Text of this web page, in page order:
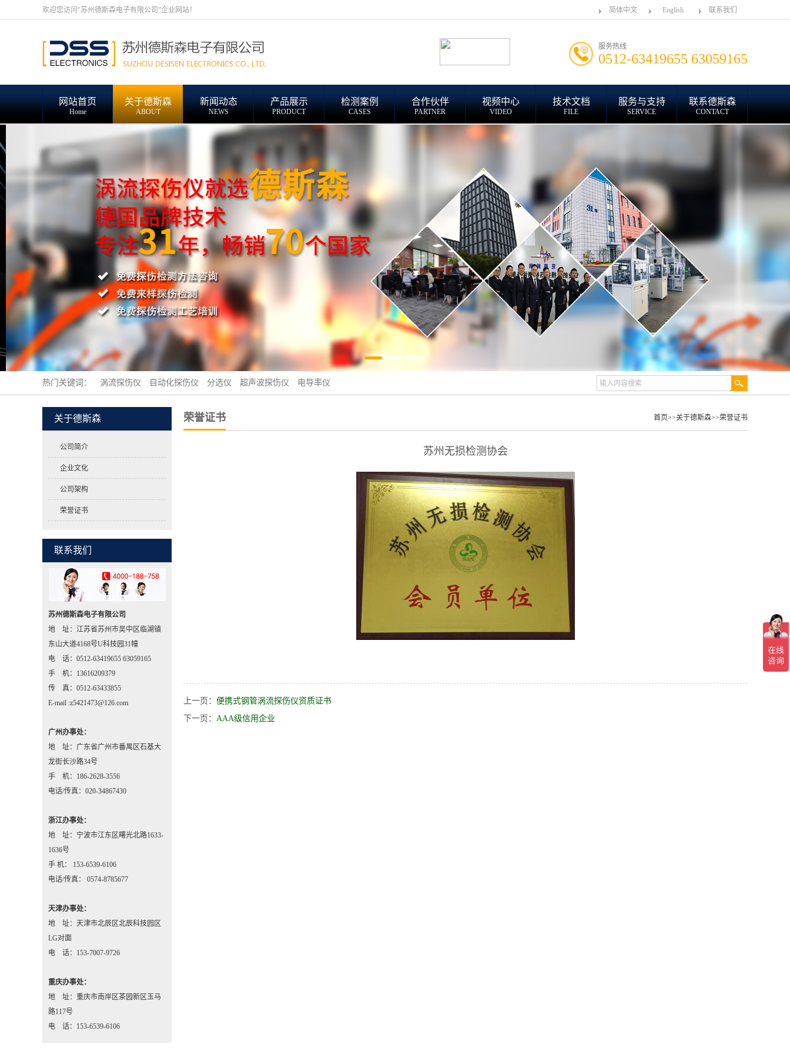
欢迎您访问"苏州德斯森电子有限公司"企业网站！ 简体中文 English 联系我们
服务热线
0512-63419655 63059165
网站首页
Home
关于德斯森
ABOUT
新闻动态
NEWS
产品展示
PRODUCT
检测案例
CASES
合作伙伴
PARTNER
视频中心
VIDEO
技术文档
FILE
服务与支持
SERVICE
联系德斯森
CONTACT
热门关键词： 涡流探伤仪 自动化探伤仪 分选仪 超声波探伤仪 电导率仪
关于德斯森
公司简介
企业文化
公司架构
荣誉证书
联系我们
苏州德斯森电子有限公司
地 址：江苏省苏州市吴中区临湖镇
东山大道4168号U科技园31幢
电 话：0512-63419655 63059165
手 机：13616209379
传 真：0512-63433855
E-mail :z5421473@126.com
广州办事处：
地 址：广东省广州市番禺区石基大
龙街长沙路34号
手 机：186-2628-3556
电话/传真：020-34867430
浙江办事处：
地 址：宁波市江东区曙光北路1633-
1636号
手 机： 153-6539-6106
电话/传真： 0574-8785677
天津办事处：
地 址：天津市北辰区北辰科技园区
LG对面
电 话：153-7007-9726
重庆办事处：
地 址：重庆市南岸区茶园新区玉马
路117号
电 话：153-6539-6106
荣誉证书 首页>>关于德斯森>>荣誉证书
苏州无损检测协会
上一页： 便携式钢管涡流探伤仪资质证书
下一页： AAA级信用企业